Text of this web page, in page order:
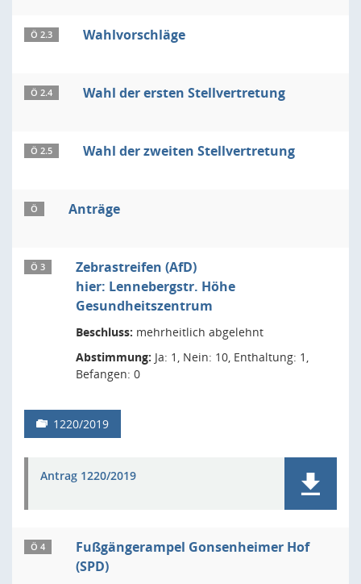
Ö 2.3 Wahlvorschläge
Ö 2.4 Wahl der ersten Stellvertretung
Ö 2.5 Wahl der zweiten Stellvertretung
Ö Anträge
Ö 3
Zebrastreifen (AfD)
hier: Lennebergstr. Höhe
Gesundheitszentrum
Beschluss: mehrheitlich abgelehnt
Abstimmung: Ja: 1, Nein: 10, Enthaltung: 1,
Befangen: 0
1220/2019
Antrag 1220/2019
Ö 4
Fußgängerampel Gonsenheimer Hof
(SPD)